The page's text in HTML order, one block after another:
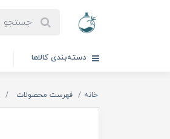
دسته‌بندی کالاها
خانه فهرست محصولات